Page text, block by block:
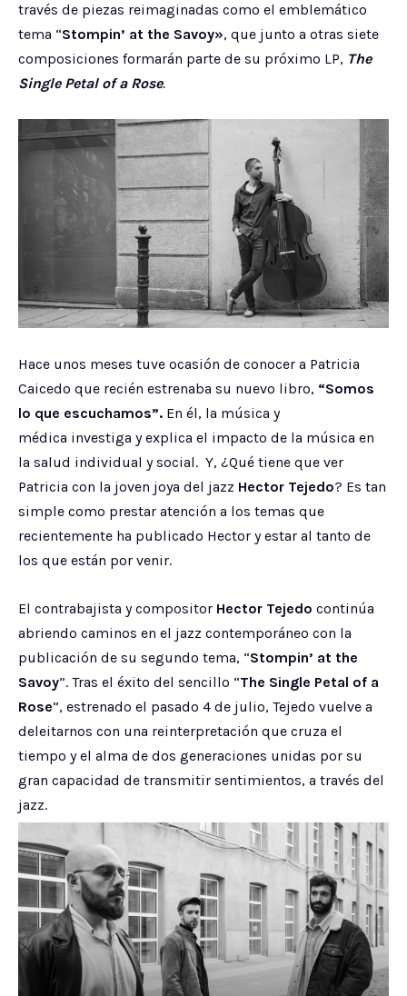
través de piezas reimaginadas como el emblemático
tema “Stompin’ at the Savoy», que junto a otras siete
composiciones formarán parte de su próximo LP, The
Single Petal of a Rose.
Hace unos meses tuve ocasión de conocer a Patricia
Caicedo que recién estrenaba su nuevo libro, “Somos
lo que escuchamos”. En él, la música y
médica investiga y explica el impacto de la música en
la salud individual y social. Y, ¿Qué tiene que ver
Patricia con la joven joya del jazz Hector Tejedo? Es tan
simple como prestar atención a los temas que
recientemente ha publicado Hector y estar al tanto de
los que están por venir.
El contrabajista y compositor Hector Tejedo continúa
abriendo caminos en el jazz contemporáneo con la
publicación de su segundo tema, “Stompin’ at the
Savoy”. Tras el éxito del sencillo “The Single Petal of a
Rose”, estrenado el pasado 4 de julio, Tejedo vuelve a
deleitarnos con una reinterpretación que cruza el
tiempo y el alma de dos generaciones unidas por su
gran capacidad de transmitir sentimientos, a través del
jazz.